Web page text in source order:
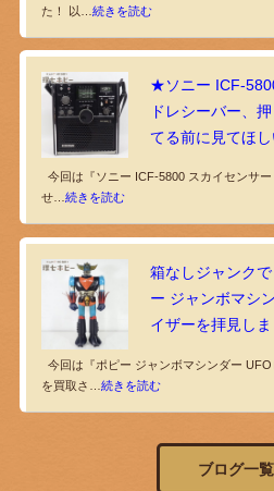
た！ 以… 続きを読む
★ソニー ICF-
ドレシーバー、
てる前に見てほし
今回は『ソニー ICF-5800 スカイセンサ
せ…続きを読む
箱なしジャンク
ー ジャンボマシ
イザーを拝見し
今回は『ポピー ジャンボマシンダー UFO
を買取さ… 続きを読む
ブログ一